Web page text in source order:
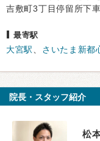
吉敷町3丁目停留所下
最寄駅
大宮駅 さいたま新都
院長・スタッフ紹介
松